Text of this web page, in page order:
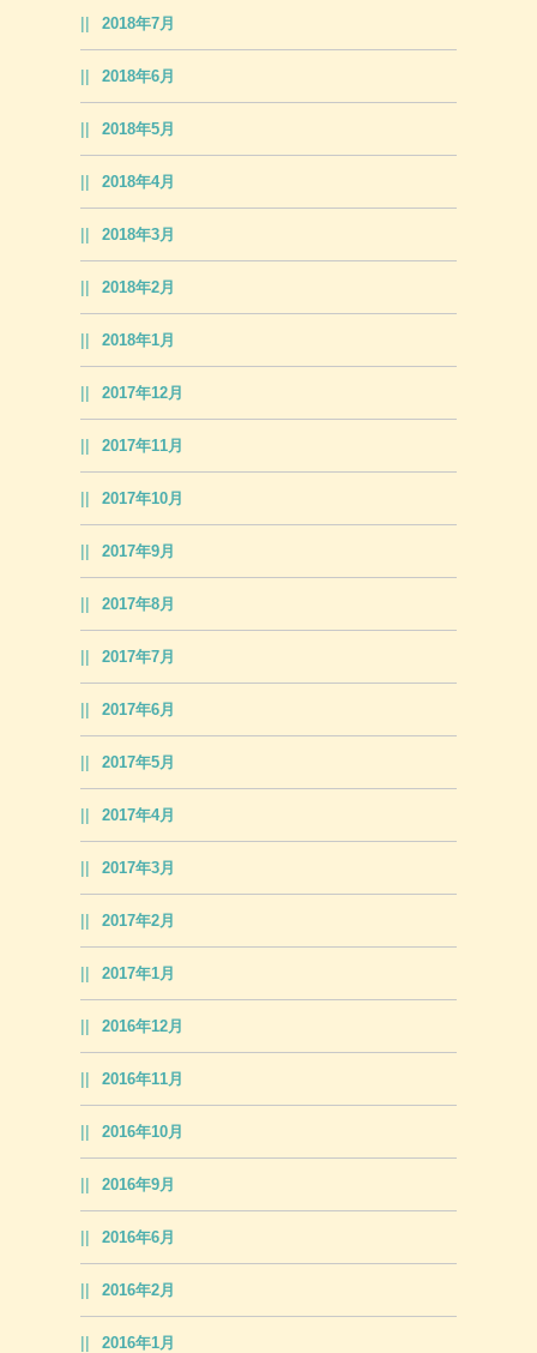
2018年7月
2018年6月
2018年5月
2018年4月
2018年3月
2018年2月
2018年1月
2017年12月
2017年11月
2017年10月
2017年9月
2017年8月
2017年7月
2017年6月
2017年5月
2017年4月
2017年3月
2017年2月
2017年1月
2016年12月
2016年11月
2016年10月
2016年9月
2016年6月
2016年2月
2016年1月